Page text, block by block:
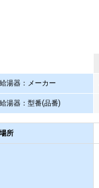
湯器：メーカー
湯器：型番(品番)
所